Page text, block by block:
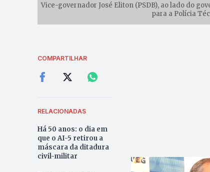
Vice-governador José Eliton (PSDB), ao lado do
para a Polícia
COMPARTILHAR
RELACIONADAS
Há 50 anos: o dia em
que o AI-5 retirou a
máscara da ditadura
civil-militar